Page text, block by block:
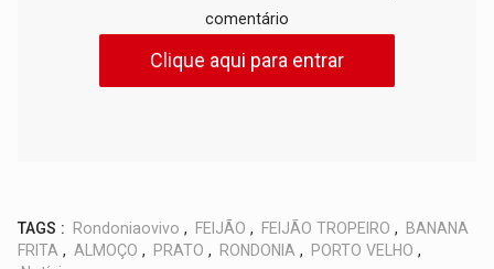
comentário
Clique aqui para entrar
TAGS : Rondoniaovivo , FEIJÃO , FEIJÃO TROPEIRO ,
BANANA
FRITA , ALMOÇO , PRATO , RONDONIA , PORTO VELHO ,